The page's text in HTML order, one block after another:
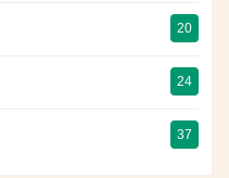
20
24
37